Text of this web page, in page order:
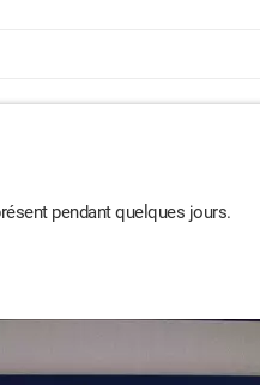
pendant quelques jours.